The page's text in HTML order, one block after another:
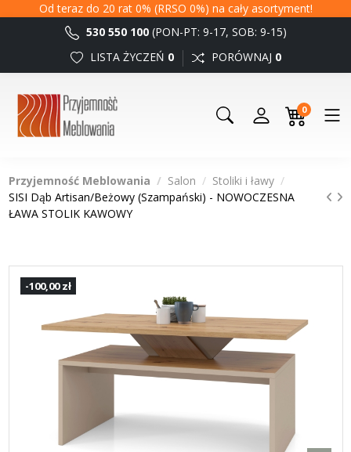
Od teraz do 20 rat 0% (RRSO 0%) na cały asortyment!
530 550 100 (PON-PT: 9-17, SOB: 9-15)
LISTA ŻYCZEŃ 0 PORÓWNAJ 0
0
Przyjemność Meblowania Salon
Stoliki i ławy
SISI Dąb Artisan/Beżowy (Szampański) - NOWOCZESNA
ŁAWA STOLIK KAWOWY
-100,00 zł